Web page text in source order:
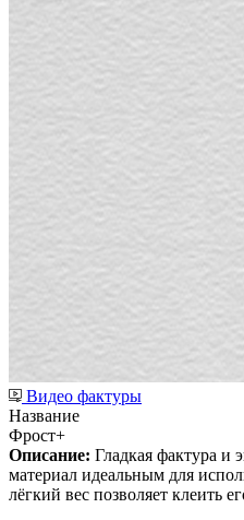
Видео фактуры
Название
Фрост+
Описание: Гладкая фактура и
материал идеальным для
лёгкий вес позволяет клеить